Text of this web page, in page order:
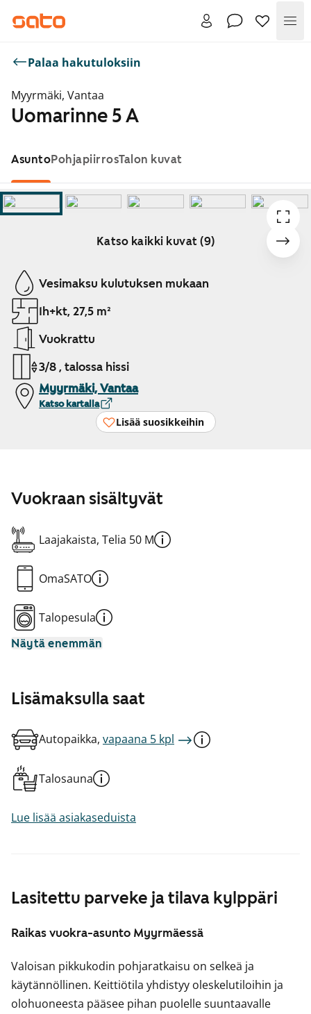
Palaa hakutuloksiin
Myyrmäki, Vantaa
Uomarinne 5 A
AsuntoPohjapiirrosTalon kuvat
Katso kaikki kuvat (9)
Näytetään dia 1 / 9
Vesimaksu kulutuksen mukaan
1h+kt, 27,5 m²
Vuokrattu
3/8 , talossa hissi
Myyrmäki, Vantaa
Katso kartalla
Lisää suosikkeihin
Lasitettu parveke ja tilava kylppäri
Raikas vuokra-asunto Myyrmäessä
Valoisan pikkukodin pohjaratkaisu on selkeä ja
käytännöllinen. Keittiötila yhdistyy oleskelutiloihin ja
olohuoneesta pääsee pihan puolelle suuntaavalle
Vuokraan sisältyvät
Laajakaista, Telia 50 M
OmaSATO
Talopesula
Näytä enemmän
Lisämaksulla saat
Autopaikka, vapaana 5 kpl
Talosauna
Lue lisää asiakaseduista